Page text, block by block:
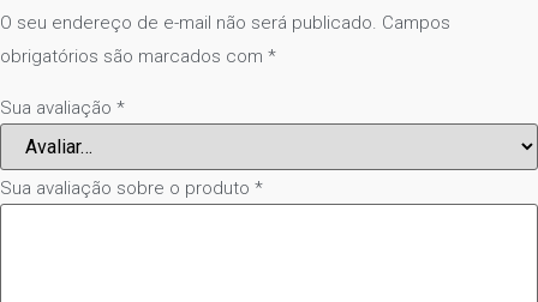
O seu endereço de e-mail não será publicado. Campos
obrigatórios são marcados com *
Sua avaliação *
Sua avaliação sobre o produto *